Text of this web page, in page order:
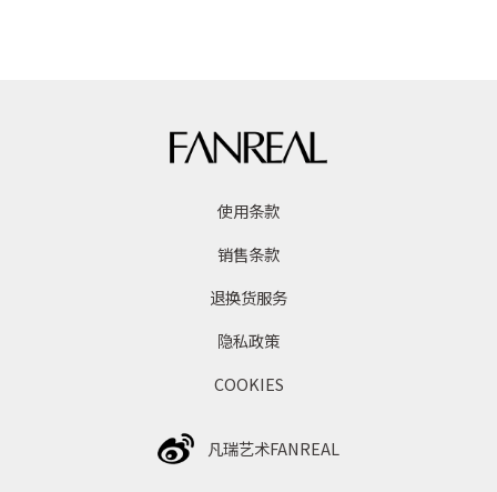
使用条款
销售条款
退换货服务
隐私政策
COOKIES
凡瑞艺术FANREAL